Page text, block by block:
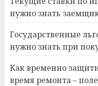
нужно знать
Государственные
нужно знать при
Как временно
время ремонта –